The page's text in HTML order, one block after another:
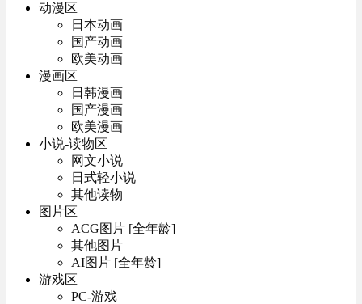
动漫区
日本动画
国产动画
欧美动画
漫画区
日韩漫画
国产漫画
欧美漫画
小说-读物区
网文小说
日式轻小说
其他读物
图片区
ACG图片 [全年龄]
其他图片
AI图片 [全年龄]
游戏区
PC-游戏